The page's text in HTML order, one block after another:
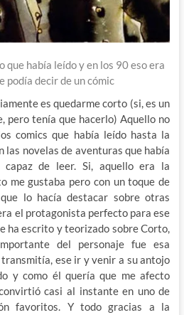
que había leído y en los 90 eso era
podía decir de un cómic
es quedarme corto (si, es un
pero tenía que hacerlo) Aquello no
comics que había leído hasta la
las novelas de aventuras que había
capaz de leer. Si, aquello era la
me gustaba pero con un toque de
lo hacía destacar sobre otras
el protagonista perfecto para ese
ha escrito y teorizado sobre Corto,
del personaje fue esa
ese ir y venir a su antojo
y como él quería que me afecto
casi al instante en uno de
favoritos. Y todo gracias a la